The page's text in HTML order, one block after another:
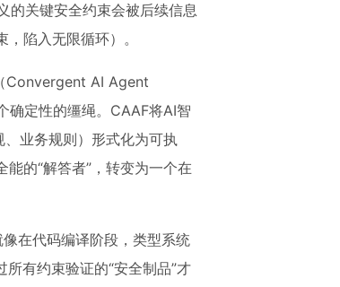
的关键安全约束会被后续信息
陷入无限循环）。
（Convergent AI Agent
确定性的缰绳。CAAF将AI智
、业务规则）形式化为可执
的“解答者”，转变为一个在
像在代码编译阶段，类型系统
有约束验证的“安全制品”才